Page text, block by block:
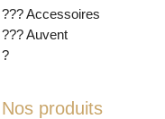
??? Accessoires
??? Auvent
?
Nos produits